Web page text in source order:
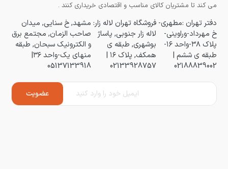
می کند تا مشتریان کالای مناسب و اقتصادی خریداری کنند .
دفتر تهران :مطهری-
خ مهرداد-وراوینی-
پلاک ۳۸-واحد ۱۶-
طبقه ی ششم |
02188839002
فروشگاه تهران لاله زار:
لاله زار جنوبی, پاساژ
بوشهری, طبقه ی
همکف, پلاک ۱۶ |
02133928757
مشهد, خ سنایی, میدان
صاحب الزمان, مجتمع برق
و الکترونیک سبحان, طبقه
منهای یک-واحد ۳۶|
05137133918